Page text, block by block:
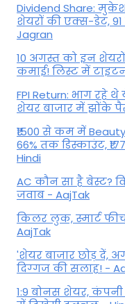
Dividend Share:
शेयरों की एक्स-डेट,
Jagran
10 अगस्त को इन
कमाई! लिस्ट में
FPI Return: भाग रहे
शेयर बाजार में झोंके
₹1500 से कम में
66% तक डिस्काउंट,
Hindi
AC कौन सा है बेस्ट?
जवाब - AajTak
किलर लुक, स्मार्ट
AajTak
'शेयर बाजार छोड़ दें,
दिग्‍गज की सलाह! -
1:9 बोनस शेयर, कंपनी